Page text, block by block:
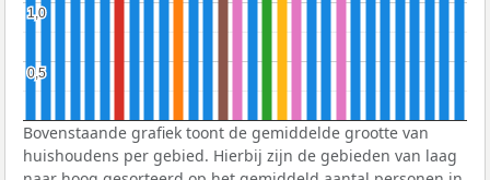
0,5
0,5
1,0
1,0
Bovenstaande grafiek toont de gemiddelde grootte van
huishoudens per gebied. Hierbij zijn de gebieden van laag